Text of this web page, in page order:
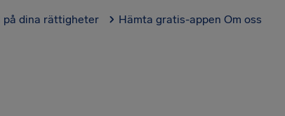
på dina rättigheter Hämta gratis-appen Om oss